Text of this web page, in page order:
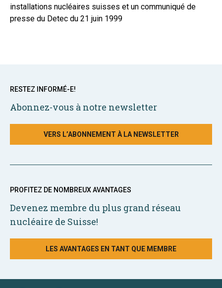
installations nucléaires suisses et un communiqué de
presse du Detec du 21 juin 1999
RESTEZ INFORMÉ-E!
Abonnez-vous à notre newsletter
VERS L’ABONNEMENT À LA NEWSLETTER
PROFITEZ DE NOMBREUX AVANTAGES
Devenez membre du plus grand réseau
nucléaire de Suisse!
LES AVANTAGES EN TANT QUE MEMBRE